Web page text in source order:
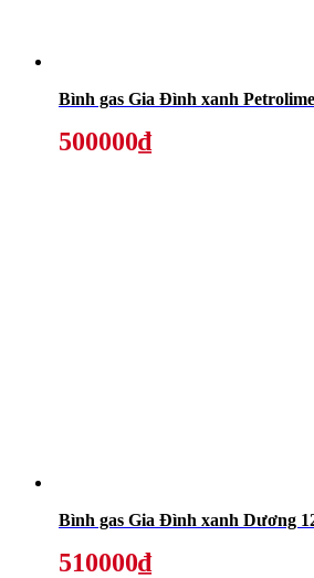
Bình gas Gia Đình xanh
500000₫
Bình gas Gia Đình xanh Dương
510000₫